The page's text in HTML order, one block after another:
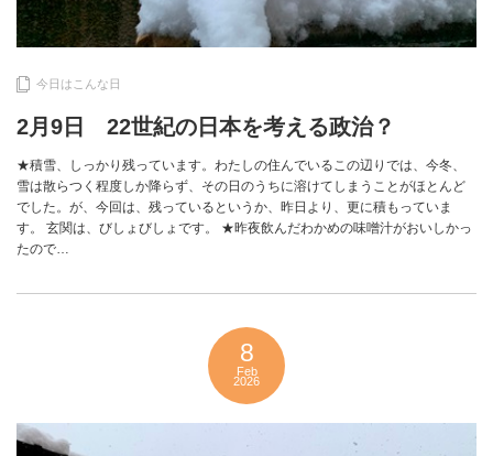
今日はこんな日
2月9日 22世紀の日本を考える政治？
★積雪、しっかり残っています。わたしの住んでいるこの辺りでは、今冬、
雪は散らつく程度しか降らず、その日のうちに溶けてしまうことがほとんど
でした。が、今回は、残っているというか、昨日より、更に積もっていま
す。 玄関は、びしょびしょです。 ★昨夜飲んだわかめの味噌汁がおいしかっ
たので…
8
Feb
2026